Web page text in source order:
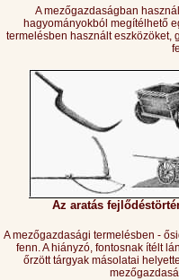
A mezőgazdaságban
hagyományokból megítélhető
termelésben használt eszközöket,
Az aratás
A mezőgazdasági termelésben -
fenn. A hiányzó, fontosnak ítélt
őrzött tárgyak másolatai